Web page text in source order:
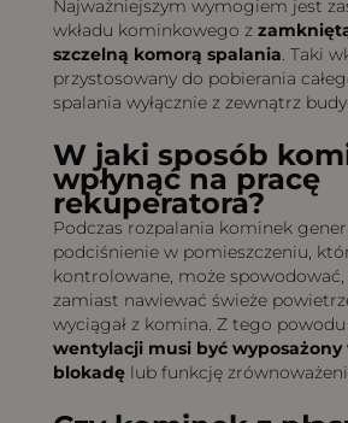
Najważniejszym wymogiem jest
wkładu kominkowego z
szczelną komorą spalania. Taki
przystosowany do pobierania
spalania wyłącznie z zewnątrz
W jaki sposób
wpłynąć na pracę
rekuperatora?
Podczas rozpalania kominek
podciśnienie w pomieszczeniu,
kontrolowane, może
zamiast nawiewać świeże
wyciągał z komina. Z tego powodu
wentylacji musi być
blokadęlub funkcję